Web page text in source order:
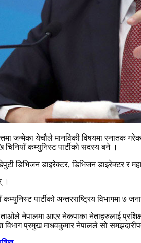
जन्मेका येचौले मानविकी विषयमा स्नातक
कम्युनिस्ट पार्टीको सदस्य बने ।
डेपुटी डिभिजन डाइरेक्टर, डिभिजन डाइरेक्टर र
।
पार्टीको अन्तरराष्ट्रिय विभागमा ७
नेपालमा आएर नेकपाका नेताहरुलाई
विभाग प्रमुख माधवकुमार नेपालले सो